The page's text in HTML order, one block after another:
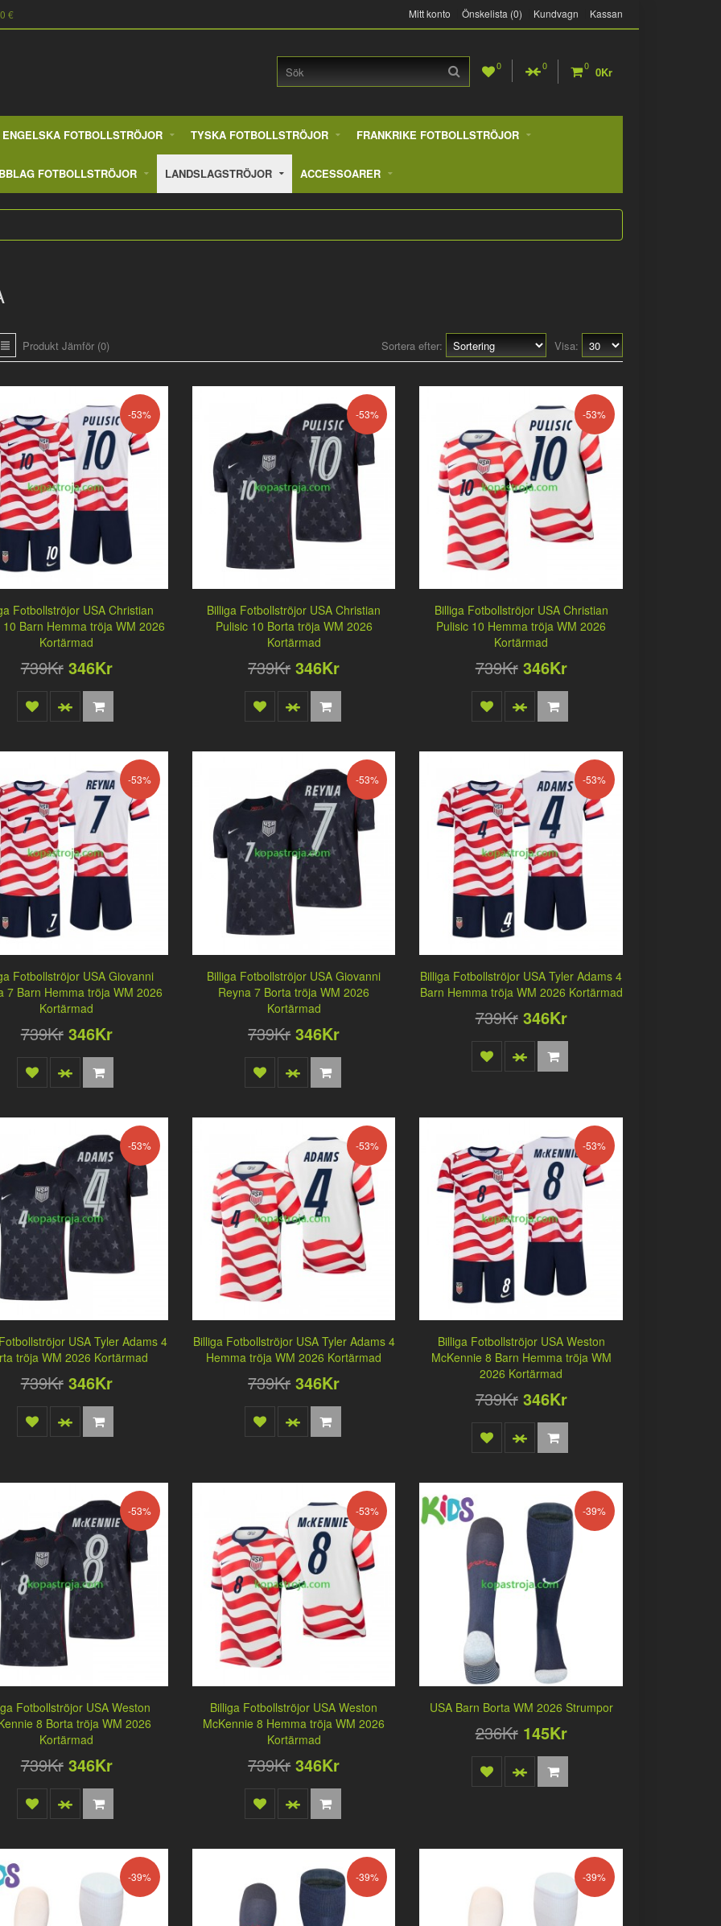
€ Mitt konto Önskelista (0) Kundvagn Kassan
0 0 0 0Kr
ENGELSKA FOTBOLLSTRÖJOR TYSKA FOTBOLLSTRÖJOR FRANKRIKE FOTBOLLSTRÖJOR
FOTBOLLSTRÖJOR LANDSLAGSTRÖJOR ACCESSOARER
Visa:
Sortera efter:
Produkt Jämför (0)
-53%
Fotbollströjor USA Christian
10 Barn Hemma tröja WM 2026
Kortärmad
739Kr 346Kr
-53%
Billiga Fotbollströjor USA Christian
Pulisic 10 Borta tröja WM 2026
Kortärmad
739Kr 346Kr
-53%
Billiga Fotbollströjor USA Christian
Pulisic 10 Hemma tröja WM 2026
Kortärmad
739Kr 346Kr
-53%
Fotbollströjor USA Giovanni
7 Barn Hemma tröja WM 2026
Kortärmad
739Kr 346Kr
-53%
Billiga Fotbollströjor USA Giovanni
Reyna 7 Borta tröja WM 2026
Kortärmad
739Kr 346Kr
-53%
Billiga Fotbollströjor USA Tyler Adams 4
Barn Hemma tröja WM 2026 Kortärmad
739Kr 346Kr
-53%
USA Tyler Adams 4
tröja WM 2026 Kortärmad
739Kr 346Kr
-53%
Billiga Fotbollströjor USA Tyler Adams 4
Hemma tröja WM 2026 Kortärmad
739Kr 346Kr
-53%
Billiga Fotbollströjor USA Weston
McKennie 8 Barn Hemma tröja WM
2026 Kortärmad
739Kr 346Kr
-53%
Fotbollströjor USA Weston
8 Borta tröja WM 2026
Kortärmad
739Kr 346Kr
-53%
Billiga Fotbollströjor USA Weston
McKennie 8 Hemma tröja WM 2026
Kortärmad
739Kr 346Kr
-39%
USA Barn Borta WM 2026 Strumpor
236Kr 145Kr
-39% -39% -39%